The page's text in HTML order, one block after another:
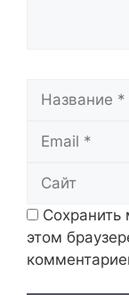
Сохранить
этом